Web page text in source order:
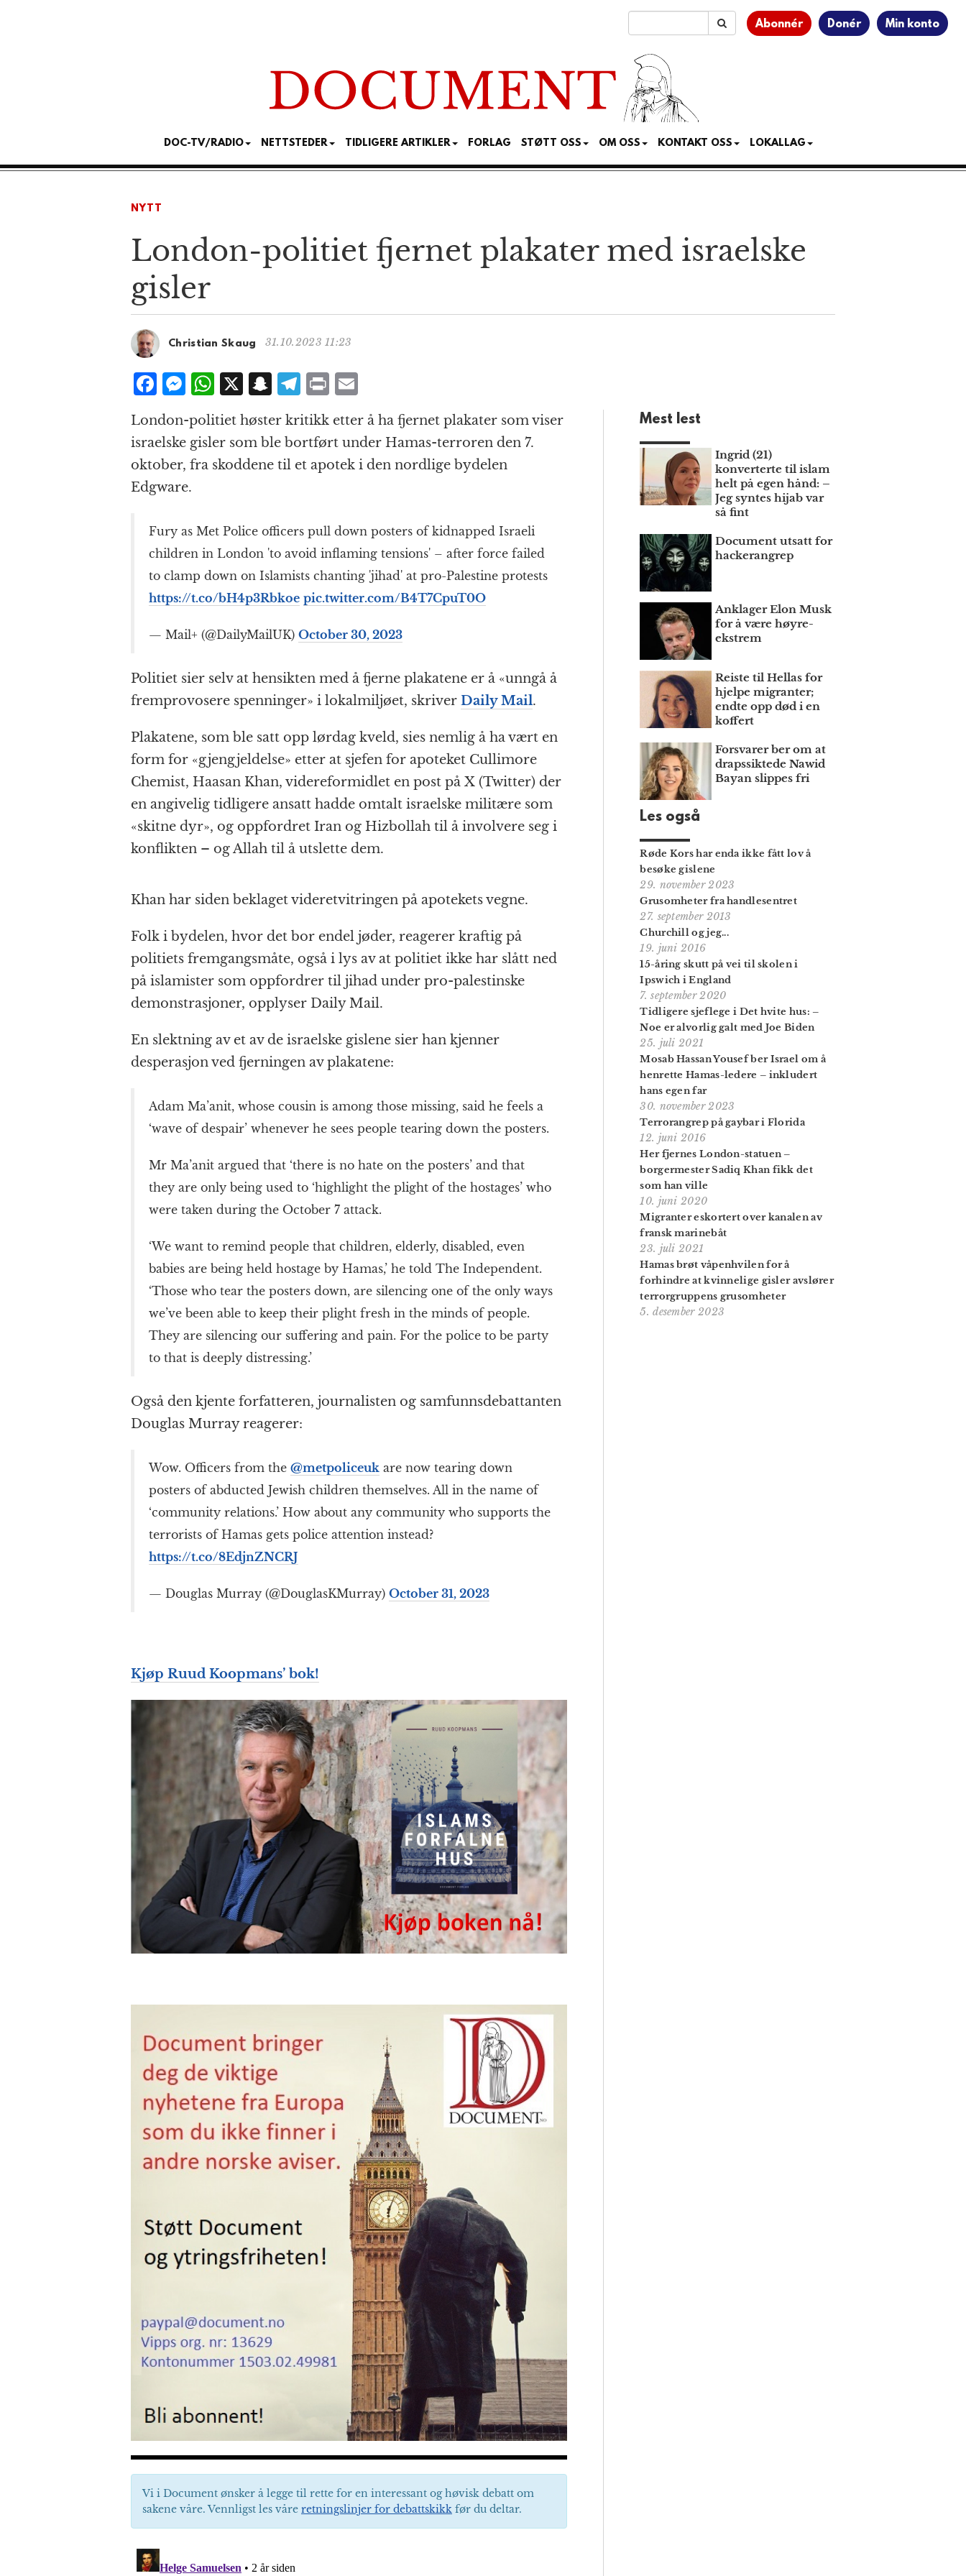
Abonnér Donér Min konto
DOC-TV/RADIO NETTSTEDER TIDLIGERE ARTIKLER FORLAG STØTT OSS OM OSS KONTAKT OSS LOKALLAG
NYTT
London-politiet fjernet plakater med israelske
gisler
Christian Skaug 31.10.2023 11:23
F
a
c
e
b
o
o
k
M
ss
e
n
g
e
r
W
h
at
s
A
p
X S
n
a
p
c
at
T
el
e
g
r
m
P
n
t
m
ai
l
London-politiet høster kritikk etter å ha fjernet plakater som viser
israelske gisler som ble bortført under Hamas-terroren den 7.
oktober, fra skoddene til et apotek i den nordlige bydelen
Edgware.
Fury as Met Police officers pull down posters of kidnapped Israeli
children in London 'to avoid inflaming tensions' – after force failed
to clamp down on Islamists chanting 'jihad' at pro-Palestine protests
https://t.co/bH4p3Rbkoe pic.twitter.com/B4T7CpuT0O
— Mail+ (@DailyMailUK) October 30, 2023
Politiet sier selv at hensikten med å fjerne plakatene er å «unngå å
fremprovosere spenninger» i lokalmiljøet, skriver Daily Mail.
Plakatene, som ble satt opp lørdag kveld, sies nemlig å ha vært en
form for «gjengjeldelse» etter at sjefen for apoteket Cullimore
Chemist, Haasan Khan, videreformidlet en post på X (Twitter) der
en angivelig tidligere ansatt hadde omtalt israelske militære som
«skitne dyr», og oppfordret Iran og Hizbollah til å involvere seg i
konflikten – og Allah til å utslette dem.
Khan har siden beklaget videretvitringen på apotekets vegne.
Folk i bydelen, hvor det bor endel jøder, reagerer kraftig på
politiets fremgangsmåte, også i lys av at politiet ikke har slått ned
på islamister som oppfordrer til jihad under pro-palestinske
demonstrasjoner, opplyser Daily Mail.
En slektning av et av de israelske gislene sier han kjenner
desperasjon ved fjerningen av plakatene:
Adam Ma’anit, whose cousin is among those missing, said he feels a
‘wave of despair’ whenever he sees people tearing down the posters.
Mr Ma’anit argued that ‘there is no hate on the posters’ and that
they are only being used to ‘highlight the plight of the hostages’ who
were taken during the October 7 attack.
‘We want to remind people that children, elderly, disabled, even
babies are being held hostage by Hamas,’ he told The Independent.
‘Those who tear the posters down, are silencing one of the only ways
we’ve been able to keep their plight fresh in the minds of people.
They are silencing our suffering and pain. For the police to be party
to that is deeply distressing.’
Også den kjente forfatteren, journalisten og samfunnsdebattanten
Douglas Murray reagerer:
Wow. Officers from the ⁦ @metpoliceuk ⁩ are now tearing down
posters of abducted Jewish children themselves. All in the name of
‘community relations.’ How about any community who supports the
terrorists of Hamas gets police attention instead?
https://t.co/8EdjnZNCRJ
— Douglas Murray (@DouglasKMurray) October 31, 2023
Kjøp Ruud Koopmans’ bok!
Vi i Document ønsker å legge til rette for en interessant og høvisk debatt om
sakene våre. Vennligst les våre retningslinjer for debattskikk før du deltar.
Mest lest
Ingrid (21)
konverterte til islam
helt på egen hånd: –
Jeg syntes hijab var
så fint
Document utsatt for
hackerangrep
Anklager Elon Musk
for å være høyre­
ekstrem
Reiste til Hellas for
hjelpe migranter;
endte opp død i en
koffert
Forsvarer ber om at
draps­siktede Nawid
Bayan slippes fri
Les også
Røde Kors har enda ikke fått lov å
besøke gislene
29. november 2023
Grusomheter fra handlesentret
27. september 2013
Churchill og jeg...
19. juni 2016
15-åring skutt på vei til skolen i
Ipswich i England
7. september 2020
Tidligere sjeflege i Det hvite hus: –
Noe er alvorlig galt med Joe Biden
25. juli 2021
Mosab Hassan Yousef ber Israel om å
henrette Hamas-ledere – inkludert
hans egen far
30. november 2023
Terrorangrep på gaybar i Florida
12. juni 2016
Her fjernes London-statuen –
borgermester Sadiq Khan fikk det
som han ville
10. juni 2020
Migranter eskortert over kanalen av
fransk marinebåt
23. juli 2021
Hamas brøt våpenhvilen for å
forhindre at kvinnelige gisler avslører
terrorgruppens grusomheter
5. desember 2023